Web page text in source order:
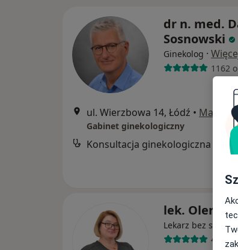
dr n. med.
Sosnowski
Ginekolog ·
1162
ul. Wierzbowa 14, Łódź • Mapa
Gabinet ginekologiczny
Konsultacja ginekologiczna
lek. Olena
Lekarz bez
44